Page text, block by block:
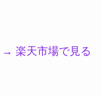
→ 楽天市場で見る